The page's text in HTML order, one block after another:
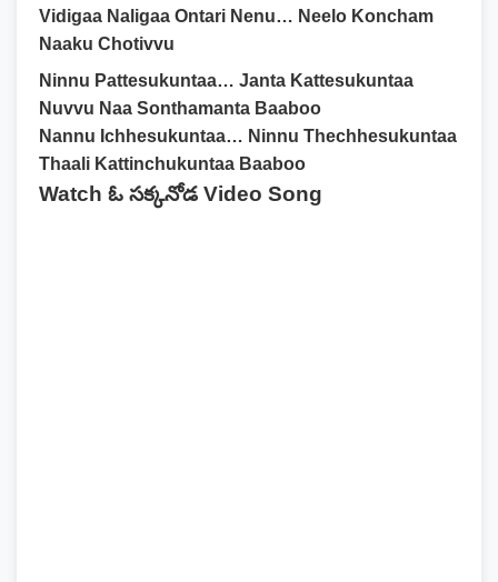
Vidigaa Naligaa Ontari Nenu… Neelo Koncham
Naaku Chotivvu
Ninnu Pattesukuntaa… Janta Kattesukuntaa
Nuvvu Naa Sonthamanta Baaboo
Nannu Ichhesukuntaa… Ninnu Thechhesukuntaa
Thaali Kattinchukuntaa Baaboo
Watch ఓ సక్కనోడ Video Song